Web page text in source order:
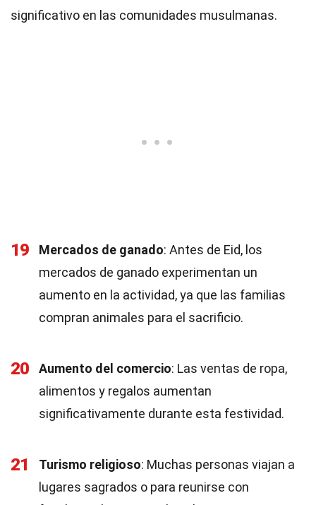
significativo en las comunidades musulmanas.
19 Mercados de ganado: Antes de Eid, los
mercados de ganado experimentan un
aumento en la actividad, ya que las familias
compran animales para el sacrificio.
20 Aumento del comercio: Las ventas de ropa,
alimentos y regalos aumentan
significativamente durante esta festividad.
21 Turismo religioso: Muchas personas viajan a
lugares sagrados o para reunirse con